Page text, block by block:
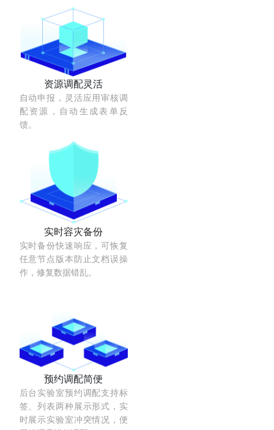
资源调配灵活
自动申报，灵活应用审核调
配资源，自动生成表单反
馈。
实时容灾备份
实时备份快速响应，可恢复
任意节点版本防止文档误操
作，修复数据错乱。
预约调配简便
后台实验室预约调配支持标
签、列表两种展示形式，实
时展示实验室冲突情况，便